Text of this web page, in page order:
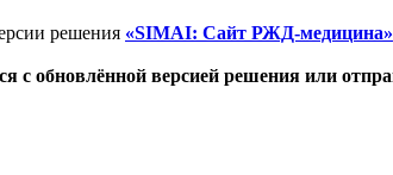
решения «SIMAI: Сайт РЖД-медицина»
с обновлённой версией решения или